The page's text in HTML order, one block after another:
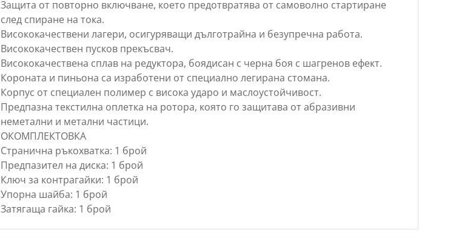
Защита от повторно включване, което предотвратява от самоволно стартиране
след спиране на тока.
Висококачествени лагери, осигуряващи дълготрайна и безупречна работа.
Висококачествен пусков прекъсвач.
Висококачествена сплав на редуктора, боядисан с черна боя с шагренов ефект.
Короната и пиньона са изработени от специално легирана стомана.
Корпус от специален полимер с висока ударо и маслоустойчивост.
Предпазна текстилна оплетка на ротора, която го защитава от абразивни
неметални и метални частици.
ОКОМПЛЕКТОВКА
Странична ръкохватка: 1 брой
Предпазител на диска: 1 брой
Ключ за контрагайки: 1 брой
Упорна шайба: 1 брой
Затягаща гайка: 1 брой